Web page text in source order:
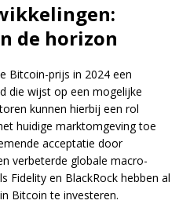
de horizon
Bitcoin-prijs in 2024 een
die wijst op een mogelijke
kunnen hierbij een rol
huidige marktomgeving toe
acceptatie door
verbeterde globale macro-
Fidelity en BlackRock hebben al
Bitcoin te investeren.